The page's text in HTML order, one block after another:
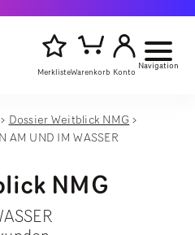
MerklisteWarenkorb Konto
Navigation
Dossier Weitblick NMG
AM UND IM WASSER
NMG